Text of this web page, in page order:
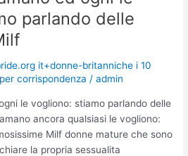
parlando delle
it+donne-britanniche i 10
corrispondenza /admin
le vogliono: stiamo parlando delle
ancora qualsiasi le vogliono:
Milf donne mature che sono
la propria sessualita